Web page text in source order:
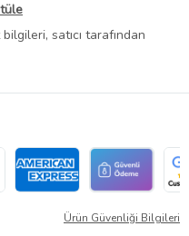
satıcı tarafından
Ürün Güvenliği Bilgileri